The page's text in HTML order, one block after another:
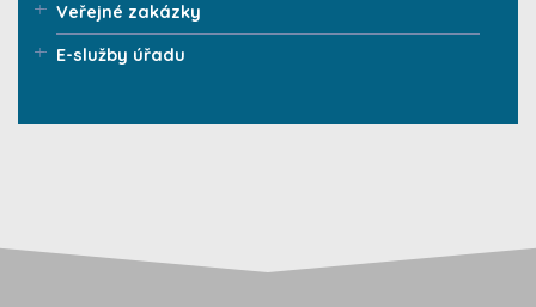
Veřejné zakázky
E-služby úřadu